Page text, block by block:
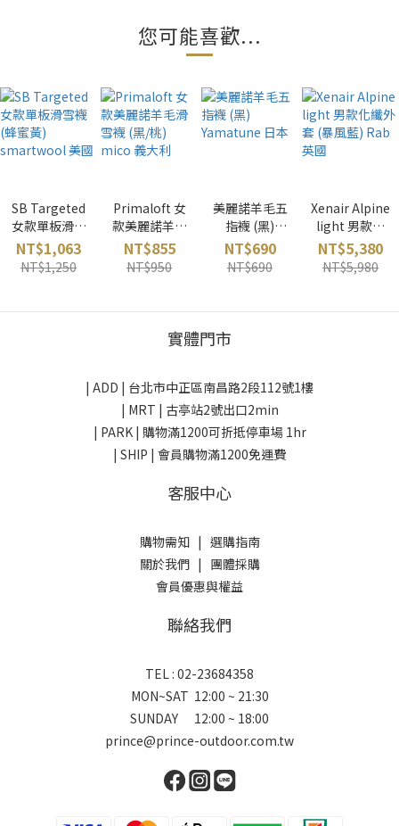
您可能喜歡...
SB Targeted
女款單板滑雪
襪 (蜂蜜黃)
smartwool
美國
NT$1,063
NT$1,250
Primaloft 女
款美麗諾羊毛
滑雪襪 (黑/桃)
mico 義大利
NT$855
NT$950
美麗諾羊毛五
指襪 (黑)
Yamatune 日
本
NT$690
NT$690
Xenair Alpine
light 男款化
纖外套 (暴風
藍) Rab 英國
NT$5,380
NT$5,980
實體門市
| ADD | 台北市中正區南昌路2段112號1樓
| MRT | 古亭站2號出口2min
| PARK | 購物滿1200可折抵停車場 1hr
| SHIP | 會員購物滿1200免運費
客服中心
購物需知| 選購指南
關於我們| 團體採購
會員優惠與權益
聯絡我們
TEL : 02-23684358
MON~SAT 12:00 ~ 21:30
SUNDAY 12:00 ~ 18:00
prince@prince-outdoor.com.tw